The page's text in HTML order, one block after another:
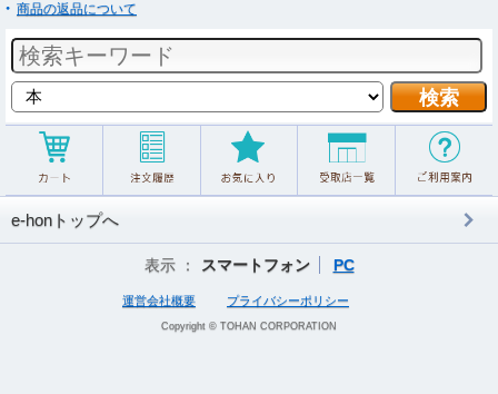
商品の返品について
e-honトップへ
表示 ： スマートフォン PC
運営会社概要 プライバシーポリシー
Copyright © TOHAN CORPORATION